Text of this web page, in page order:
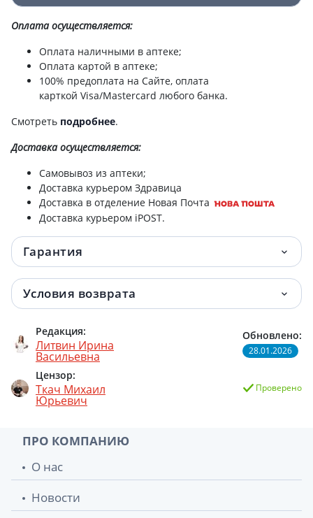
Оплата осуществляется:
Оплата наличными в аптеке;
Оплата картой в аптеке;
100% предоплата на Сайте, оплата
карткой Visa/Mastercard любого банка.
Смотреть подробнее.
Доставкаосуществляется:
Самовывоз из аптеки;
Доставка курьером Здравица
Доставка в отделение Новая Почта
Доставка курьером iPOST.
Гарантия
Условия возврата
Редакция:
Литвин Ирина
Васильевна
Цензор:
Ткач Михаил
Юрьевич
Обновлено:
28.01.2026
Проверено
ПРО КОМПАНИЮ
О нас
Новости